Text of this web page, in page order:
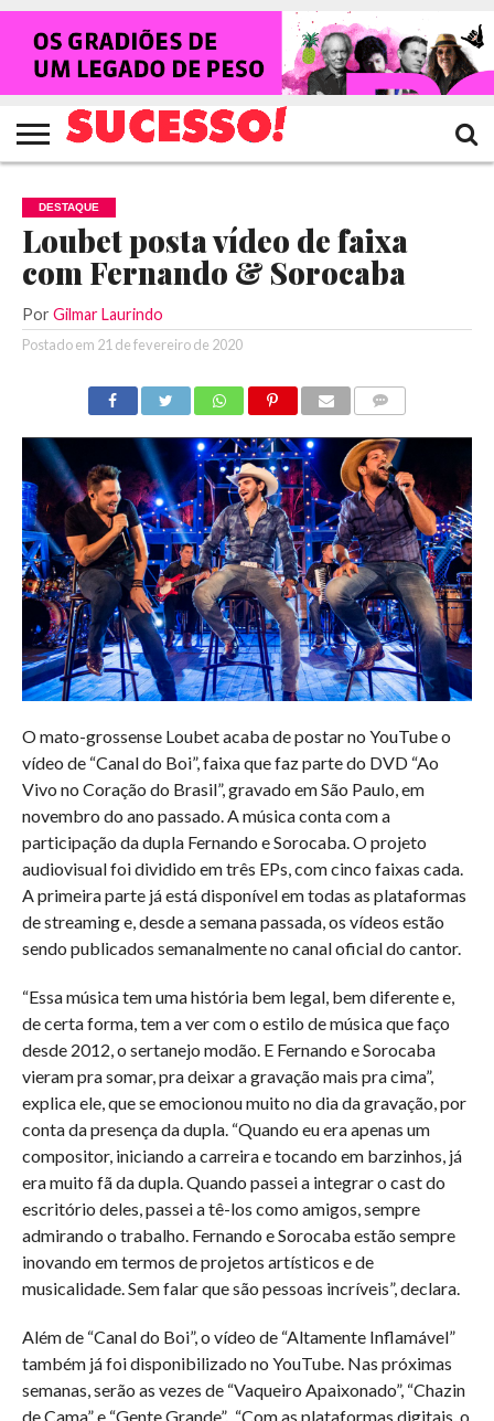
HOME
NOTÍCIAS
SHOWS
ENTREVISTAS
CLIQUES
RANKING
CROWLEY
TV
SUCESSO!
REVISTA
SUCESSO!
DESTAQUE
Loubet posta vídeo de faixa
com Fernando & Sorocaba
Por Gilmar Laurindo
Postado em 21 de fevereiro de 2020
O mato-grossense Loubet acaba de postar no YouTube o
vídeo de “Canal do Boi”, faixa que faz parte do DVD “Ao
Vivo no Coração do Brasil”, gravado em São Paulo, em
novembro do ano passado. A música conta com a
participação da dupla Fernando e Sorocaba. O projeto
audiovisual foi dividido em três EPs, com cinco faixas cada.
A primeira parte já está disponível em todas as plataformas
de streaming e, desde a semana passada, os vídeos estão
sendo publicados semanalmente no canal oficial do cantor.
“Essa música tem uma história bem legal, bem diferente e,
de certa forma, tem a ver com o estilo de música que faço
desde 2012, o sertanejo modão. E Fernando e Sorocaba
vieram pra somar, pra deixar a gravação mais pra cima”,
explica ele, que se emocionou muito no dia da gravação, por
conta da presença da dupla. “Quando eu era apenas um
compositor, iniciando a carreira e tocando em barzinhos, já
era muito fã da dupla. Quando passei a integrar o cast do
escritório deles, passei a tê-los como amigos, sempre
admirando o trabalho. Fernando e Sorocaba estão sempre
inovando em termos de projetos artísticos e de
musicalidade. Sem falar que são pessoas incríveis”, declara.
Além de “Canal do Boi”, o vídeo de “Altamente Inflamável”
também já foi disponibilizado no YouTube. Nas próximas
semanas, serão as vezes de “Vaqueiro Apaixonado”, “Chazin
de Cama” e “Gente Grande”. “Com as plataformas digitais, o